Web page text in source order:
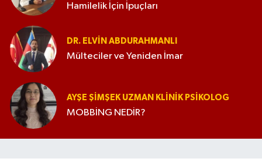
Hamilelik İçin İpuçları
DR. ELVIN ABDURAHMANLI
Mülteciler ve Yeniden İmar
AYŞE ŞIMŞEK UZMAN KLINIK PSIKOLOG
MOBBİNG NEDİR?